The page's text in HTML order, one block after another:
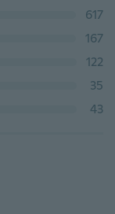
617
167
122
35
43